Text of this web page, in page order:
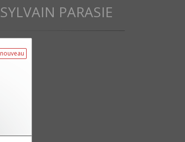
SYLVAIN PARASIE
nouveau